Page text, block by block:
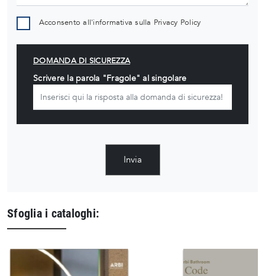
Acconsento all'informativa sulla Privacy Policy
DOMANDA DI SICUREZZA
Scrivere la parola "Fragole" al singolare
Invia
Sfoglia i cataloghi: